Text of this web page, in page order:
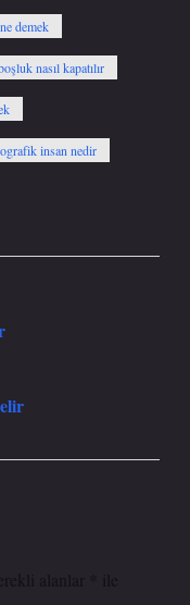
demek
nasıl kapatılır
insan nedir
alanlar
ile